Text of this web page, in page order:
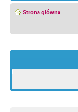
Strona główna